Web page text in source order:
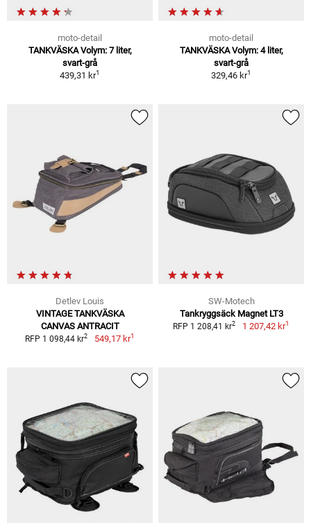
moto-detail
TANKVÄSKA Volym: 7 liter,
svart-grå
439,31 kr1
moto-detail
TANKVÄSKA Volym: 4 liter,
svart-grå
329,46 kr1
Detlev Louis
VINTAGE TANKVÄSKA
CANVAS ANTRACIT
RFP 1 098,44 kr2 549,17 kr1
SW-Motech
Tankryggsäck Magnet LT3
RFP 1 208,41 kr2 1 207,42 kr1